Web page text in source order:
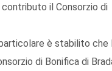
il Consorzio di
è stabilito che
di Bonifica di